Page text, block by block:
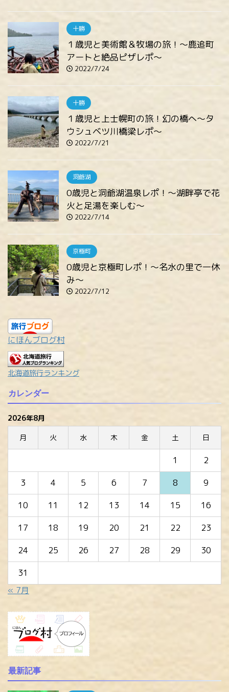
十勝
１歳児と美術館＆牧場の旅！～鹿追町
アートと絶品ピザレポ～
2022/7/24
十勝
１歳児と上士幌町の旅！幻の橋へ～タ
ウシュベツ川橋梁レポ～
2022/7/21
洞爺湖
0歳児と洞爺湖温泉レポ！～湖畔亭で花
火と足湯を楽しむ～
2022/7/14
京極町
0歳児と京極町レポ！～名水の里で一休
み～
2022/7/12
にほんブログ村
北海道旅行ランキング
カレンダー
2026年8月
月
火 水 木 金 土 日
1
2
3
4 5 6 7 8
9
10
11 12 13 14 15
16
17
18 19 20 21 22
23
24
25 26 27 28 29
30
31
« 7月
最新記事